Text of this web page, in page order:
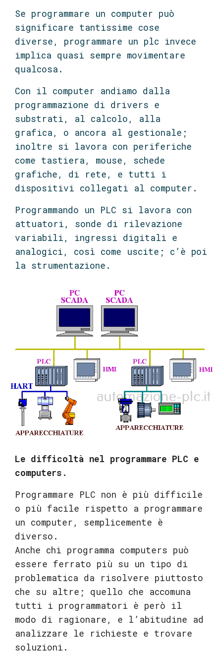
Se programmare un computer può
significare tantissime cose
diverse, programmare un plc invece
implica quasi sempre movimentare
qualcosa.
Con il computer andiamo dalla
programmazione di drivers e
substrati, al calcolo, alla
grafica, o ancora al gestionale;
inoltre si lavora con periferiche
come tastiera, mouse, schede
grafiche, di rete, e tutti i
dispositivi collegati al computer.
Programmando un PLC si lavora con
attuatori, sonde di rilevazione
variabili, ingressi digitali e
analogici, così come uscite; c’è poi
la strumentazione.
Le difficoltà nel programmare PLC e
computers.
Programmare PLC non è più difficile
o più facile rispetto a programmare
un computer, semplicemente è
diverso.
Anche chi programma computers può
essere ferrato più su un tipo di
problematica da risolvere piuttosto
che su altre; quello che accomuna
tutti i programmatori è però il
modo di ragionare, e l’abitudine ad
analizzare le richieste e trovare
soluzioni.